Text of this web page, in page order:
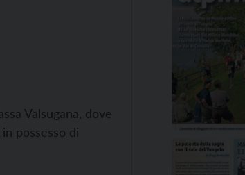
Valsugana, dove
possesso di